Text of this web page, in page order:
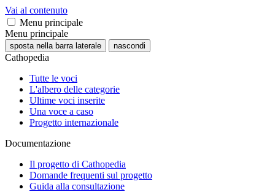
Vai al contenuto
Menu principale
Menu principale
sposta nella barra laterale nascondi
Cathopedia
Tutte le voci
L'albero delle categorie
Ultime voci inserite
Una voce a caso
Progetto internazionale
Documentazione
Il progetto di Cathopedia
Domande frequenti sul progetto
Guida alla consultazione